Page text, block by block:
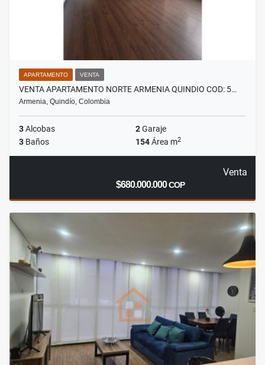
APARTAMENTO VENTA
VENTA APARTAMENTO NORTE ARMENIA QUINDIO COD: 5…
Armenia, Quindío, Colombia
3Alcobas 2Garaje
3 Baños 154Área m2
Venta
$680.000.000COP